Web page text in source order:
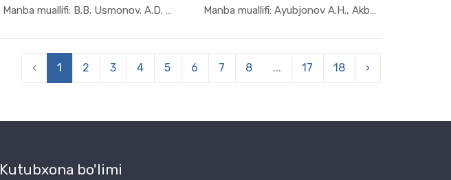
Manba muallifi: B.B. Usmonov. A.D. Abdura...
In Ekonome...
Manba muallifi: Ayubjonov A.H., Akbarova ...
In Ekonome...
‹ 1 2 3 4 5 6 7 8 ... 17 18 ›
Kutubxona bo'limi